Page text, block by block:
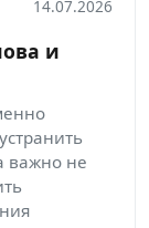
14.07.2026
и
важно не